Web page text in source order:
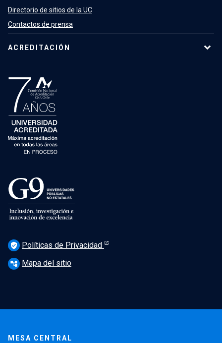
Directorio de sitios de la UC
Contactos de prensa
ACREDITACIÓN
verified_user Políticas de Privacidad
account_tree Mapa del sitio
MESA CENTRAL